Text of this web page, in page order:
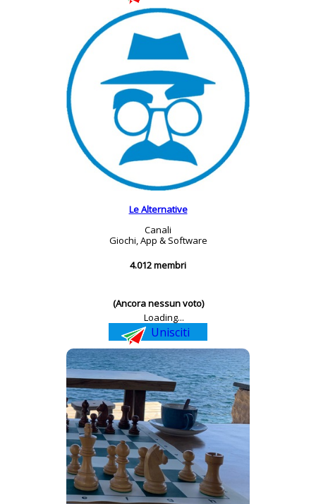
Le Alternative
Canali
Giochi, App & Software
4.012 membri
(Ancora nessun voto)
Loading...
Unisciti